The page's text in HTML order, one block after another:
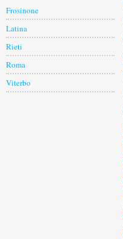
Frosinone
Latina
Rieti
Roma
Viterbo